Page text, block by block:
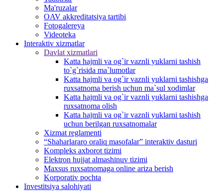
Ma'ruzalar
OAV akkreditatsiya tartibi
Fotogalereya
Videoteka
Interaktiv xizmatlar
Davlat xizmatlari
Katta hajmli va og`ir vaznli yuklarni tashish
to`g`risida ma`lumotlar
Katta hajmli va og`ir vaznli yuklarni tashishga
ruxsatnoma berish uchun ma`sul xodimlar
Katta hajmli va og`ir vaznli yuklarni tashishga
ruxsatnoma olish
Katta hajmli va og`ir vaznli yuklarni tashish
uchun berilgan ruxsatnomalar
Xizmat reglamenti
“Shaharlararo oraliq masofalar” interaktiv dasturi
Kompleks axborot tizimi
Elektron hujjat almashinuv tizimi
Maxsus ruxsatnomaga online ariza berish
Korporativ pochta
Investitsiya salohiyati